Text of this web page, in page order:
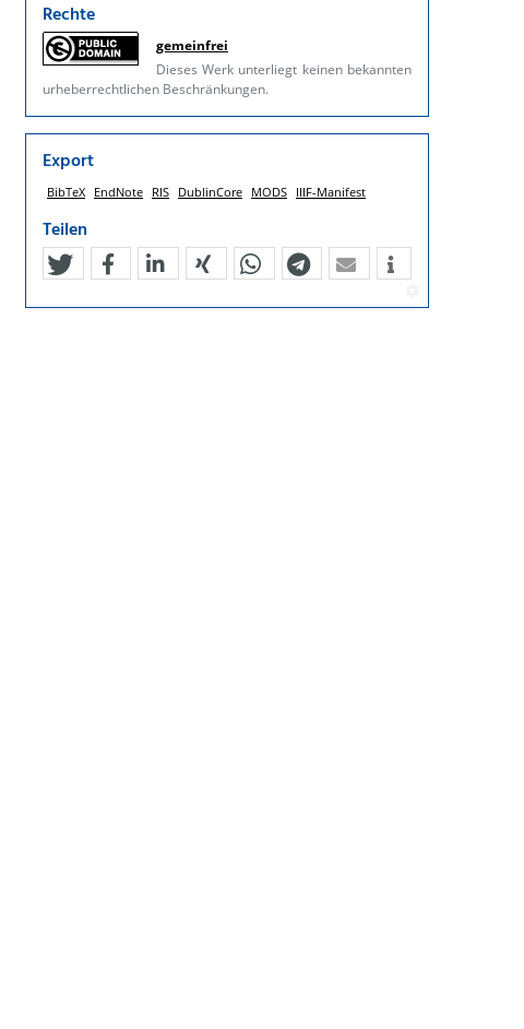
Rechte
gemeinfrei
Dieses Werk unterliegt keinen bekannten
urheberrechtlichen Beschränkungen.
Export
BibTeX EndNote RIS DublinCore MODS IIIF-Manifest
Teilen